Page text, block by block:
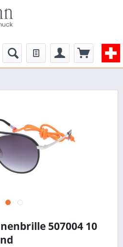
507004 10